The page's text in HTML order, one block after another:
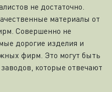
не достаточно.
материалы от
Совершенно не
дорогие изделия и
фирм. Это могут быть
которые отвечают